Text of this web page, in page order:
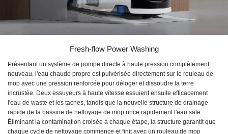
Fresh-flow Power Washing
Présentant un système de pompe directe à haute pression complètement
nouveau, l'eau chaude propre est pulvérisée directement sur le rouleau de
mop avec une pression renforcée pour déloger et dissoudre la terre
incrustée. Deux essuyeurs à haute vitesse essuient ensuite efficacement
l'eau de waste et les taches, tandis que la nouvelle structure de drainage
rapide de la bassine de nettoyage de mop rince rapidement l'eau sale.
Éliminant la contamination croisée à chaque étape, la structure garantit que
chaque cycle de nettoyage commence et finit avec un rouleau de mop